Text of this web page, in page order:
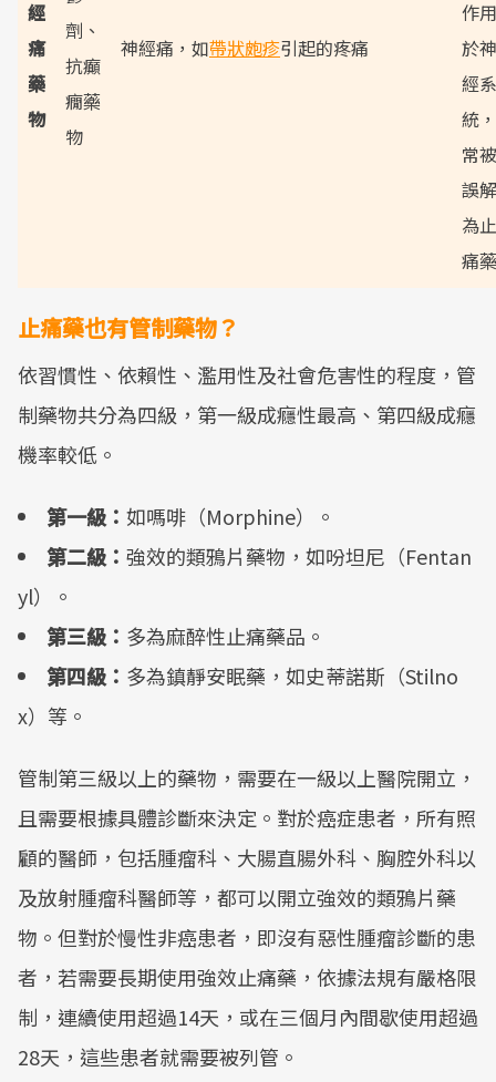
經
痛
藥
物
劑、
抗癲
癇藥
物
神經痛，如帶狀皰疹引起的疼痛
作用
於神
經系
統，
常被
誤解
為止
痛藥
止痛藥也有管制藥物？
依習慣性、依賴性、濫用性及社會危害性的程度，管
制藥物共分為四級，第一級成癮性最高、第四級成癮
機率較低。
第一級： 如嗎啡（Morphine）。
第二級： 強效的類鴉片藥物，如吩坦尼（Fentan
yl）。
第三級： 多為麻醉性止痛藥品。
第四級： 多為鎮靜安眠藥，如史蒂諾斯（Stilno
x）等。
管制第三級以上的藥物，需要在一級以上醫院開立，
且需要根據具體診斷來決定。對於癌症患者，所有照
顧的醫師，包括腫瘤科、大腸直腸外科、胸腔外科以
及放射腫瘤科醫師等，都可以開立強效的類鴉片藥
物。但對於慢性非癌患者，即沒有惡性腫瘤診斷的患
者，若需要長期使用強效止痛藥，依據法規有嚴格限
制，連續使用超過14天，或在三個月內間歇使用超過
28天，這些患者就需要被列管。